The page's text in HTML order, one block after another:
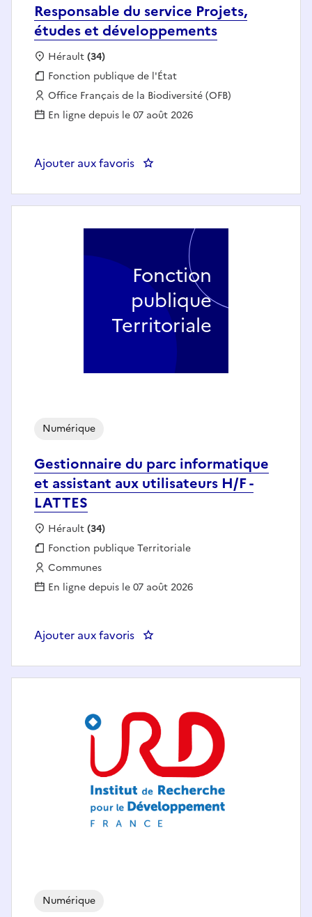
Responsable du service Projets,
études et développements
Localisation :
Hérault(34)
Fonction publique :
Fonction publique de l'État
Employeur :
Office Français de la Biodiversité (OFB)
En ligne depuis le 07 août 2026
Ajouter aux favoris : Responsable du service
Gestionnaire du parc informatique
et assistant aux utilisateurs H/F -
LATTES
Numérique
Localisation :
Hérault(34)
Fonction publique :
Fonction publique Territoriale
Employeur :
Communes
En ligne depuis le 07 août 2026
Ajouter aux favoris : Gestionnaire du parc
Fonction
publique
Territoriale
Numérique